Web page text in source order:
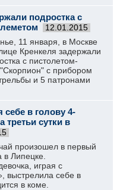
подростка с
12.01.2015
11 января, в Москве
Кренкеля задержали
с пистолетом-
с прибором
и 5 патронами
в голову 4-
третьи сутки в
произошел в первый
в Липецке.
играя с
выстрелила себе в
в коме.